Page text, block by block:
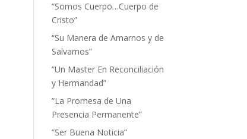
“Somos Cuerpo…Cuerpo de
Cristo”
“Su Manera de Amarnos y de
Salvarnos”
“Un Master En Reconciliación
y Hermandad”
“La Promesa de Una
Presencia Permanente”
“Ser Buena Noticia”